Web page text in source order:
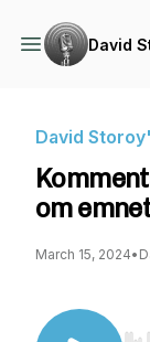
David
David
om
March 15, 2024•